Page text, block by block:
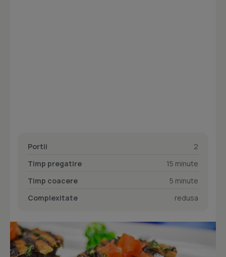
Portii
2
Timp pregatire
15 minute
Timp coacere
5 minute
Complexitate
redusa